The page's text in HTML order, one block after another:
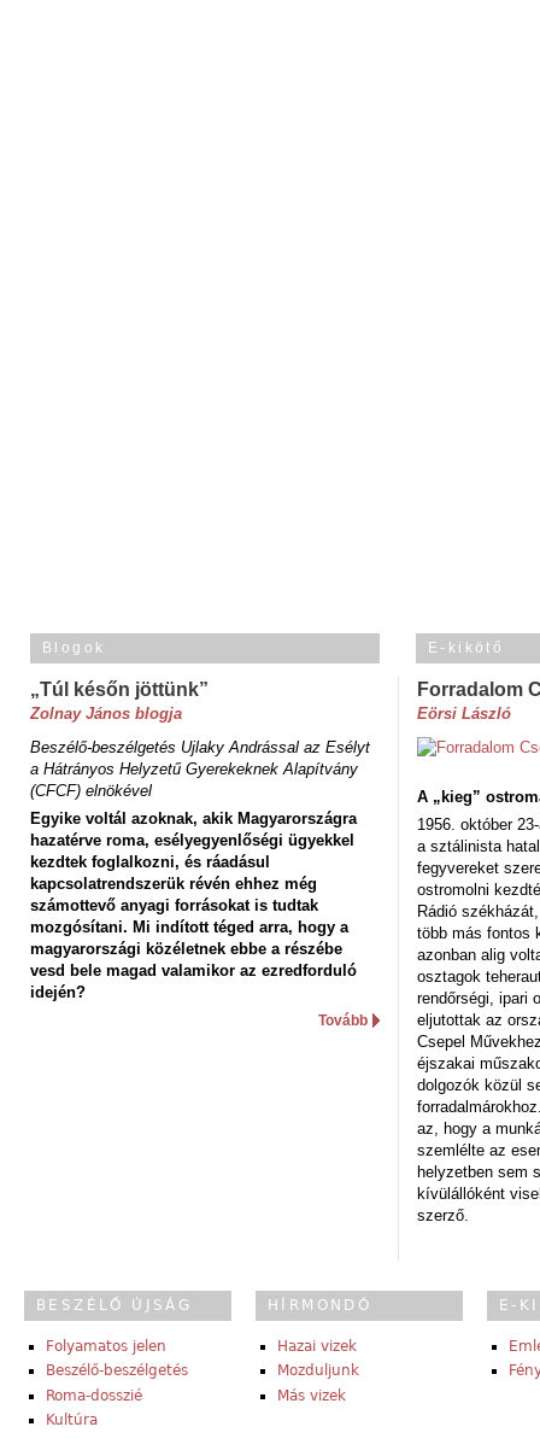
Blogok
„Túl későn jöttünk”
Zolnay János blogja
Beszélő-beszélgetés Ujlaky Andrással az Esélyt
a Hátrányos Helyzetű Gyerekeknek Alapítvány
(CFCF) elnökével
Egyike voltál azoknak, akik Magyarországra
hazatérve roma, esélyegyenlőségi ügyekkel
kezdtek foglalkozni, és ráadásul
kapcsolatrendszerük révén ehhez még
számottevő anyagi forrásokat is tudtak
mozgósítani. Mi indított téged arra, hogy a
magyarországi közéletnek ebbe a részébe
vesd bele magad valamikor az ezredforduló
idején?
Tovább
E-kikötő
Forradalom
Eörsi László
A „kieg”
1956. október
a sztálinista
fegyvereket
ostromolni
Rádió
több más fontos
azonban alig
osztagok
rendőrségi, ipari
eljutottak az
Csepel
éjszakai
dolgozók közül
az, hogy a
szemlélte az
helyzetben sem
kívülállóként
szerző.
BESZÉLŐ ÚJSÁG
Folyamatos jelen
Beszélő-beszélgetés
Roma-dosszié
Kultúra
HÍRMONDÓ
Hazai vizek
Mozduljunk
Más vizek
E-